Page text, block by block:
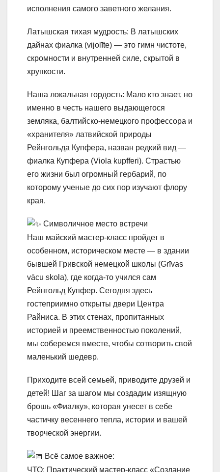
исполнения самого заветного желания.
Латышская тихая мудрость: В латышских
дайнах фиалка (vijolīte) — это гимн чистоте,
скромности и внутренней силе, скрытой в
хрупкости.
Наша локальная гордость: Мало кто знает, но
именно в честь нашего выдающегося
земляка, балтийско-немецкого профессора и
«хранителя» латвийской природы
Рейнгольда Купфера, назван редкий вид —
фиалка Купфера (Viola kupfferi). Страстью
его жизни был огромный гербарий, по
которому ученые до сих пор изучают флору
края.
Символичное место встречи
Наш майский мастер-класс пройдет в
особенном, историческом месте — в здании
бывшей Гривской немецкой школы (Grīvas
vācu skola), где когда-то учился сам
Рейнгольд Купфер. Сегодня здесь
гостеприимно открыты двери Центра
Райниса. В этих стенах, пропитанных
историей и преемственностью поколений,
мы соберемся вместе, чтобы сотворить свой
маленький шедевр.
Приходите всей семьей, приводите друзей и
детей! Шаг за шагом мы создадим изящную
брошь «Фиалку», которая унесет в себе
частичку весеннего тепла, истории и вашей
творческой энергии.
Всё самое важное:
ЧТО: Практический мастер-класс «Создание